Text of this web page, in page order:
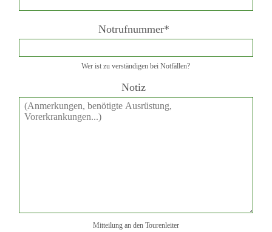
Notrufnummer*
Wer ist zu verständigen bei Notfällen?
Notiz
Mitteilung an den Tourenleiter